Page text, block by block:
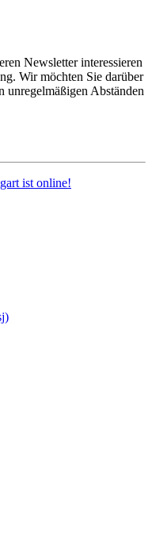
Newsletter interessieren
Wir möchten Sie darüber
unregelmäßigen Abständen
ist online!